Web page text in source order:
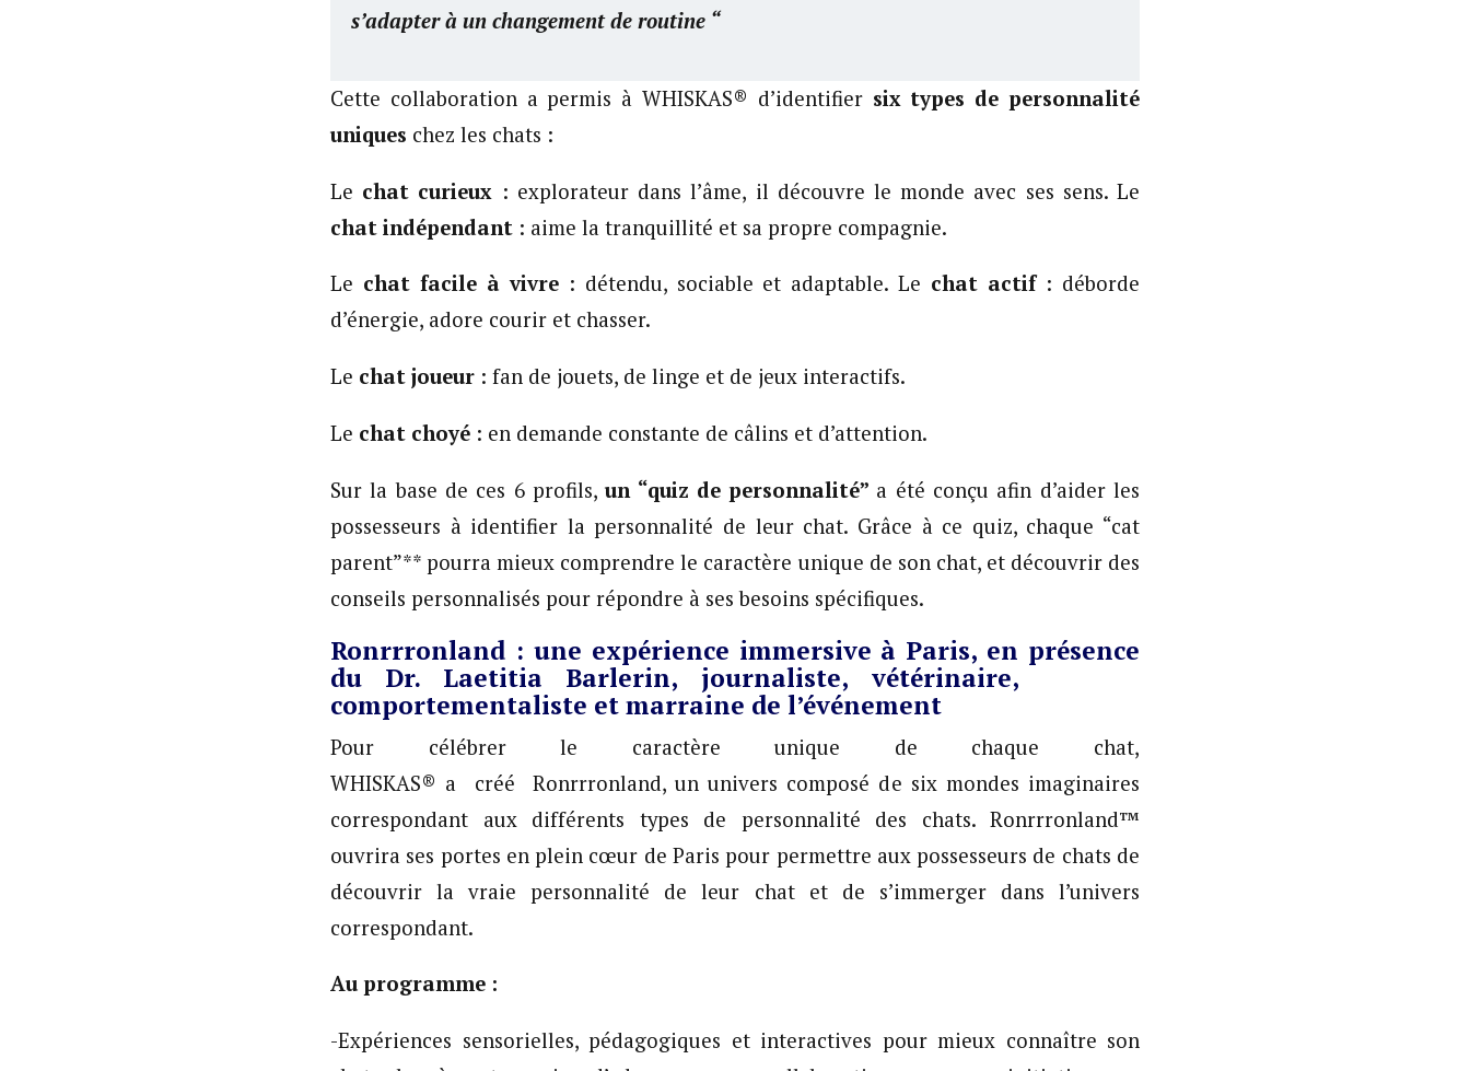
s’adapter à un changement de routine “
Cette collaboration a permis à WHISKAS® d’identifier six types de personnalité
uniques chez les chats :
Le chat curieux : explorateur dans l’âme, il découvre le monde avec ses sens. Le
chat indépendant : aime la tranquillité et sa propre compagnie.
Le chat facile à vivre : détendu, sociable et adaptable. Le chat actif : déborde
d’énergie, adore courir et chasser.
Le chat joueur : fan de jouets, de linge et de jeux interactifs.
Le chat choyé : en demande constante de câlins et d’attention.
Sur la base de ces 6 profils,un “quiz de personnalité” a été conçu afin d’aider les
possesseurs à identifier la personnalité de leur chat. Grâce à ce quiz, chaque “cat
parent”** pourra mieux comprendre le caractère unique de son chat, et découvrir des
conseils personnalisés pour répondre à ses besoins spécifiques.
Ronrrronland : une expérience immersive à Paris, en présence
du Dr. Laetitia Barlerin,
journaliste,
vétérinaire,
comportementaliste etmarraine de l’événement
Pour célébrer le caractère unique de chaque chat,
WHISKAS® a créé Ronrrronland, un univers composé de six mondes imaginaires
correspondant aux différents types de personnalité des chats. Ronrrronland™
ouvrira ses portes en plein cœur de Paris pour permettre aux possesseurs de chats de
découvrir la vraie personnalité de leur chat et de s’immerger dans l’univers
correspondant.
Au programme :
-Expériences sensorielles, pédagogiques et interactives pour mieux connaître son